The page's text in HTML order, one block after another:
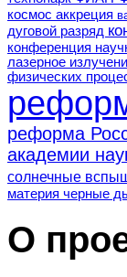
космос аккреция
дуговой разряд
конференция
лазерное
физических
реформа
академии
солнечные
материя черные
О